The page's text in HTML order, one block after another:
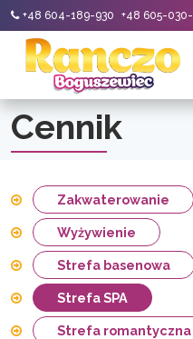
+48 604-189-930 +48 605-
Cennik
Zakwaterowanie
Wyżywienie
Strefa basenowa
Strefa SPA
Strefa romantyczna